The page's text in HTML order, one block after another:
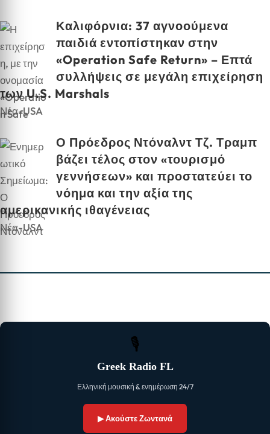
Καλιφόρνια: 37 αγνοούμενα
παιδιά εντοπίστηκαν στην
«Operation Safe Return» – Επτά
συλλήψεις σε μεγάλη επιχείρηση
των U.S. Marshals
Νέα-USA
Ο Πρόεδρος Ντόναλντ Τζ. Τραμπ
βάζει τέλος στον «τουρισμό
γεννήσεων» και προστατεύει το
νόημα και την αξία της
αμερικανικής ιθαγένειας
Νέα-USA
🎙
Greek Radio FL
Ελληνική μουσική & ενημέρωση 24/7
▶ Ακούστε Ζωντανά